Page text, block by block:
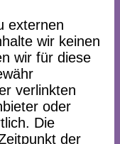
externen
wir keinen
wir für diese
verlinkten
oder
Die
der